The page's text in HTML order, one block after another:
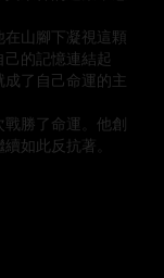
山腳下凝視這顆
的記憶連結起
了自己命運的主
勝了命運。他創
如此反抗著。